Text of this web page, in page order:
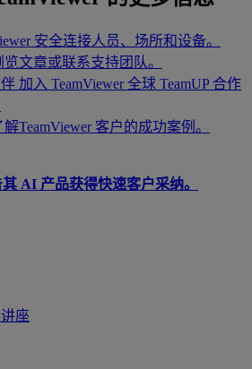
安全连接人员、场所和设备。
览文章或联系支持团队。
加入 TeamViewer 全球 TeamUP 合作
解TeamViewer 客户的成功案例。
AI 产品获得快速客户采纳。
座